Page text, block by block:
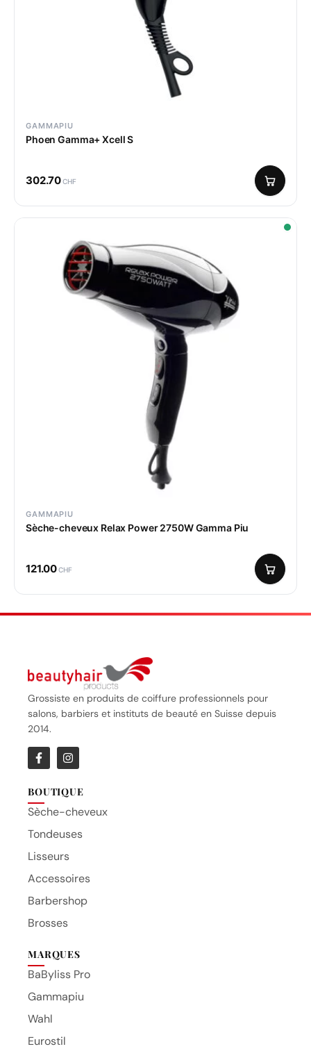
GAMMAPIU
Phoen Gamma+ Xcell S
302.70CHF
GAMMAPIU
Sèche-cheveux Relax Power 2750W Gamma Piu
121.00CHF
Grossiste en produits de coiffure professionnels pour
salons, barbiers et instituts de beauté en Suisse depuis
2014.
BOUTIQUE
Sèche-cheveux
Tondeuses
Lisseurs
Accessoires
Barbershop
Brosses
MARQUES
BaByliss Pro
Gammapiu
Wahl
Eurostil